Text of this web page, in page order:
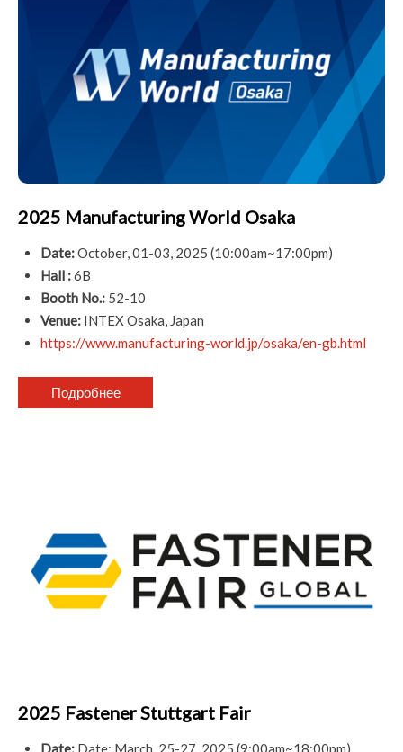
2025 Manufacturing World Osaka
Date:October, 01-03, 2025 (10:00am~17:00pm)
Hall :6B
Booth No.: 52-10
Venue: INTEX Osaka, Japan
https://www.manufacturing-world.jp/osaka/en-gb.html
Подробнее
2025 Fastener Stuttgart Fair
Date: Date: March, 25-27, 2025 (9:00am~18:00pm)